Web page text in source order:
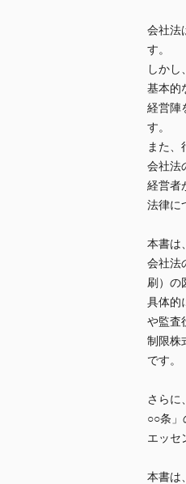
会社法
す。
しかし
基本的
経営陣
す。
また、
会社法
経営者
法律に
本書は
会社法
刷）の
具体的
や監査
制限株
です。
さらに
○○条」
エッセ
本書は